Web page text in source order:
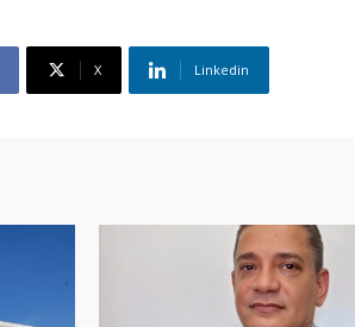
X Linkedin